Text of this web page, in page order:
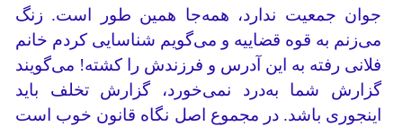
جوان جمعیت ندارد، همه‌جا همین طور است. زنگ
می‌زنم به قوه قضاییه و می‌گویم شناسایی کردم خانم
فلانی رفته به این آدرس و فرزندش را کشته! می‌گویند
گزارش شما به‌درد نمی‌خورد، گزارش تخلف باید
اینجوری باشد. در مجموع اصل نگاه قانون خوب است